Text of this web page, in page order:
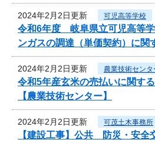
2024年2月2日更新 可児高等学校
令和6年度 岐阜県立可児高等
ンガスの調達（単価契約）に関
2024年2月2日更新 農業技術センタ
令和5年産玄米の売払いに関す
【農業技術センター】
2024年2月2日更新 可茂土木事務所
【建設工事】公共 防災・安全